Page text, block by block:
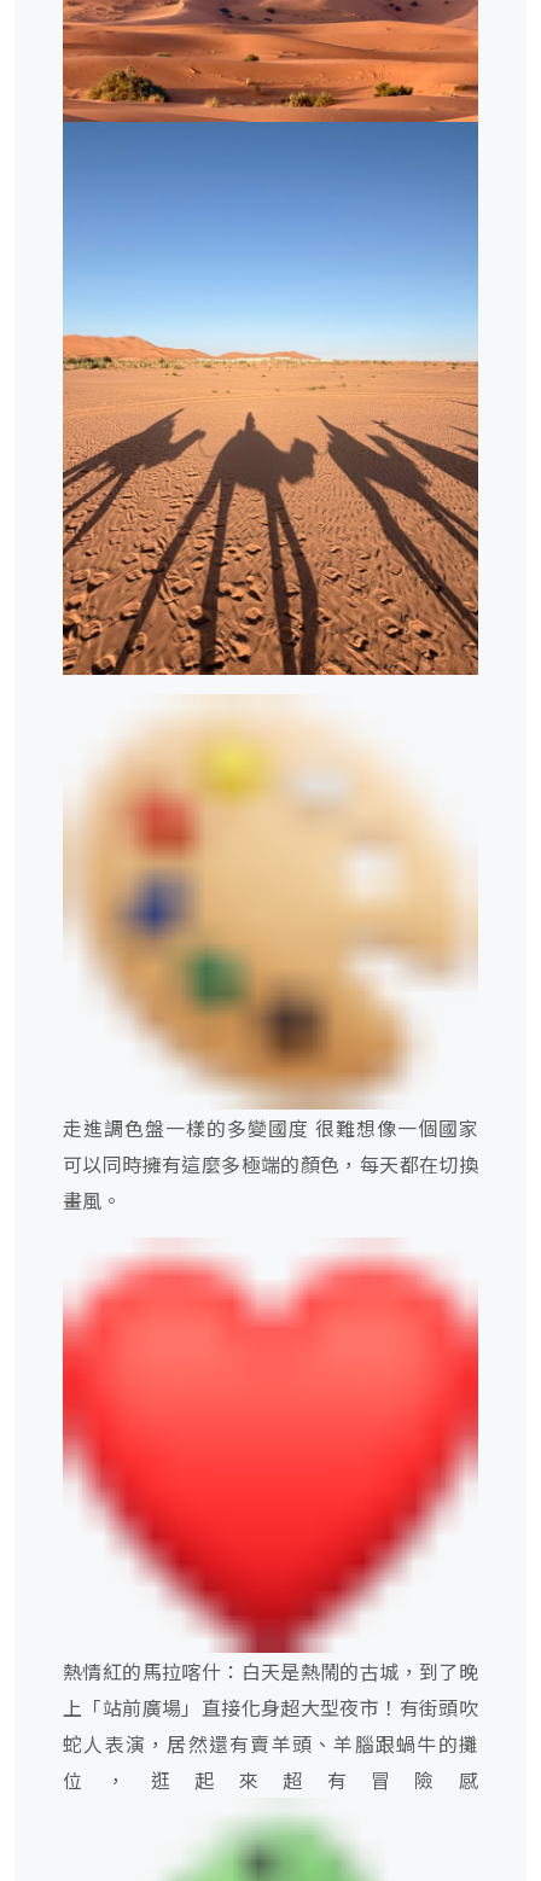
走進調色盤一樣的多變國度 很難想像一個國家
可以同時擁有這麼多極端的顏色，每天都在切換
畫風。
熱情紅的馬拉喀什：白天是熱鬧的古城，到了晚
上「站前廣場」直接化身超大型夜市！有街頭吹
蛇人表演，居然還有賣羊頭、羊腦跟蝸牛的攤
位，逛起來超有冒險感